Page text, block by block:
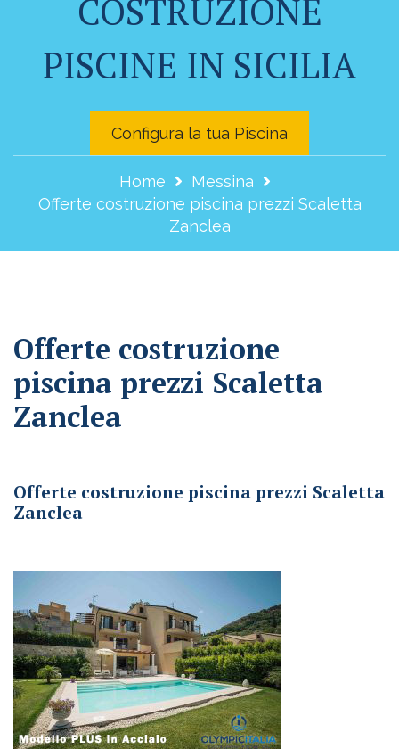
COSTRUZIONE
PISCINE IN SICILIA
Configura la tua Piscina
Home
Messina
Offerte costruzione piscina prezzi Scaletta
Zanclea
Offerte costruzione
piscina prezzi Scaletta
Zanclea
Offerte costruzione piscina prezzi Scaletta
Zanclea